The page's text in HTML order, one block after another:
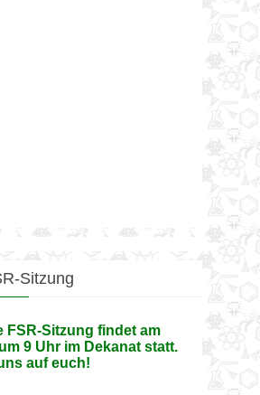
Sitzung
FSR-Sitzung findet am
9 Uhr im Dekanat statt.
auf euch!